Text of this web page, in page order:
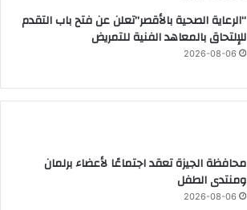
“الرعاية الصحية بالأقصر”تعلن عن فتح باب التقدم
للإلتحاق بالمعاهد الفنية للتمريض
2026-08-06
محافظة الجيزة تعقد اجتماعًا لأعضاء برلمان
ومنتدى الطفل
2026-08-06